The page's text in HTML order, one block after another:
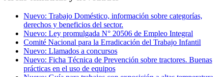
Nuevo: Trabajo Doméstico, información sobre categorías,
derechos y beneficios del sector.
Nuevo: Ley promulgada N° 20506 de Empleo Integral
Comité Nacional para la Erradicación del Trabajo Infantil
Nuevo: Llamados a concursos
Nuevo: Ficha Técnica de Prevención sobre tractores. Buenas
prácticas en el uso de equipos